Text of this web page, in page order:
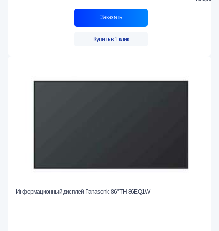
Заказать
Купить в 1 клик
Информационный дисплей Panasonic 86" TH-86EQ1W